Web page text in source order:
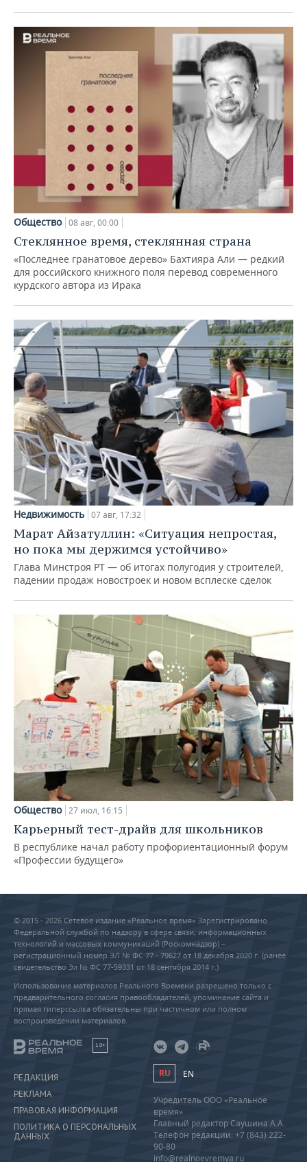
Общество 08 авг, 00:00
Стеклянное время, стеклянная страна
«Последнее гранатовое дерево» Бахтияра Али — редкий
для российского книжного поля перевод современного
курдского автора из Ирака
Недвижимость 07 авг, 17:32
Марат Айзатуллин: «Ситуация непростая,
но пока мы держимся устойчиво»
Глава Минстроя РТ — об итогах полугодия у строителей,
падении продаж новостроек и новом всплеске сделок
Общество 27 июл, 16:15
Карьерный тест-драйв для школьников
В республике начал работу профориентационный форум
«Профессии будущего»
© 2015 - 2026 Сетевое издание «Реальное время» Зарегистрировано
Федеральной службой по надзору в сфере связи, информационных
технологий и массовых коммуникаций (Роскомнадзор) –
регистрационный номер ЭЛ № ФС 77 - 79627 от 18 декабря 2020 г. (ранее
свидетельство Эл № ФС 77-59331 от 18 сентября 2014 г.)
Использование материалов Реального Времени разрешено только с
предварительного согласия правообладателей, упоминание сайта и
прямая гиперссылка обязательны при частичном или полном
воспроизведении материалов.
18+
РЕДАКЦИЯ
РЕКЛАМА
ПРАВОВАЯ ИНФОРМАЦИЯ
ПОЛИТИКА О ПЕРСОНАЛЬНЫХ
ДАННЫХ
RU EN
Учредитель ООО «Реальное
время»
Главный редактор Саушина А.А.
Телефон редакции: +7 (843) 222-
90-80
info@realnoevremya.ru